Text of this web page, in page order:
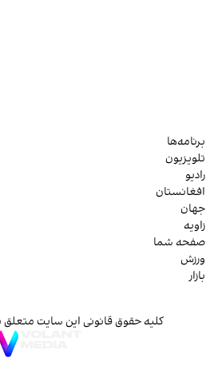
برنامه‌ها
تلویزیون
رادیو
افغانستان
جهان
زاویه
صفحه شما
ورزش
بازار
کلیه حقوق قانونی این سایت متعلق